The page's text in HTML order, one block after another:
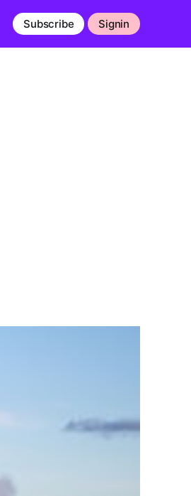
Subscribe Signin